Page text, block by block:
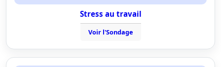
Stress au travail
Voir l'Sondage